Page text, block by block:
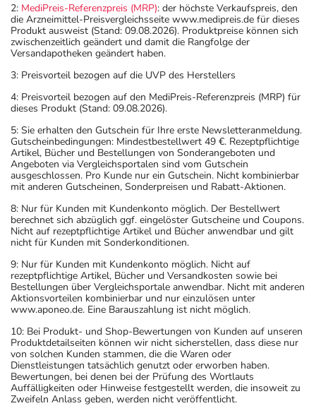
2: MediPreis-Referenzpreis (MRP): der höchste Verkaufspreis, den
die Arzneimittel-Preisvergleichsseite www.medipreis.de für dieses
Produkt ausweist (Stand: 09.08.2026). Produktpreise können sich
zwischenzeitlich geändert und damit die Rangfolge der
Versandapotheken geändert haben.
3: Preisvorteil bezogen auf die UVP des Herstellers
4: Preisvorteil bezogen auf den MediPreis-Referenzpreis (MRP) für
dieses Produkt (Stand: 09.08.2026).
5: Sie erhalten den Gutschein für Ihre erste Newsletteranmeldung.
Gutscheinbedingungen: Mindestbestellwert 49 €. Rezeptpflichtige
Artikel, Bücher und Bestellungen von Sonderangeboten und
Angeboten via Vergleichsportalen sind vom Gutschein
ausgeschlossen. Pro Kunde nur ein Gutschein. Nicht kombinierbar
mit anderen Gutscheinen, Sonderpreisen und Rabatt-Aktionen.
8: Nur für Kunden mit Kundenkonto möglich. Der Bestellwert
berechnet sich abzüglich ggf. eingelöster Gutscheine und Coupons.
Nicht auf rezeptpflichtige Artikel und Bücher anwendbar und gilt
nicht für Kunden mit Sonderkonditionen.
9: Nur für Kunden mit Kundenkonto möglich. Nicht auf
rezeptpflichtige Artikel, Bücher und Versandkosten sowie bei
Bestellungen über Vergleichsportale anwendbar. Nicht mit anderen
Aktionsvorteilen kombinierbar und nur einzulösen unter
www.aponeo.de. Eine Barauszahlung ist nicht möglich.
10: Bei Produkt- und Shop-Bewertungen von Kunden auf unseren
Produktdetailseiten können wir nicht sicherstellen, dass diese nur
von solchen Kunden stammen, die die Waren oder
Dienstleistungen tatsächlich genutzt oder erworben haben.
Bewertungen, bei denen bei der Prüfung des Wortlauts
Auffälligkeiten oder Hinweise festgestellt werden, die insoweit zu
Zweifeln Anlass geben, werden nicht veröffentlicht.